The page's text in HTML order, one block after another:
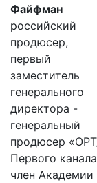
Файфман
российский
продюсер,
первый
заместитель
генерального
директора -
генеральный
продюсер
Первого
член Академии